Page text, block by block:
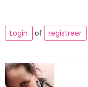
Login
of registreer